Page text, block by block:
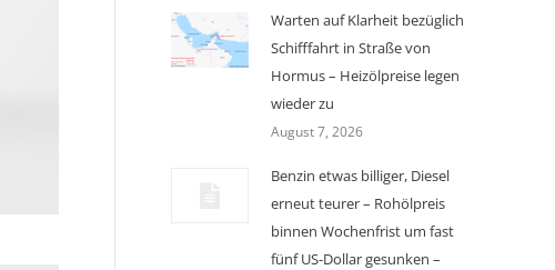
Warten auf Klarheit bezüglich
Schifffahrt in Straße von
Hormus – Heizölpreise legen
wieder zu
August 7, 2026
Benzin etwas billiger, Diesel
erneut teurer – Rohölpreis
binnen Wochenfrist um fast
fünf US-Dollar gesunken –